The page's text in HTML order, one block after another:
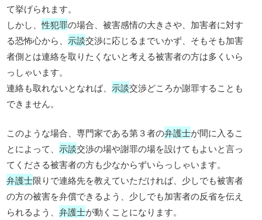
て挙げられます。
しかし、性犯罪の場合、被害感情の大きさや、加害者に対す
る恐怖心から、示談交渉に応じるまでいかず、そもそも加害
者側とは連絡を取りたくないと考える被害者の方は多くいら
っしゃいます。
連絡も取れないとなれば、示談交渉どころか謝罪することも
できません。
このような場合、専門家である第３者の弁護士が間に入るこ
とによって、 示談交渉の場や謝罪の場を設けてもよいと言っ
てくださる被害者の方も少なからずいらっしゃいます。
弁護士限りで連絡先を教えていただければ、少しでも被害者
の方の被害を弁償できるよう、少しでも加害者の反省を伝え
られるよう、弁護士が動くことになります。